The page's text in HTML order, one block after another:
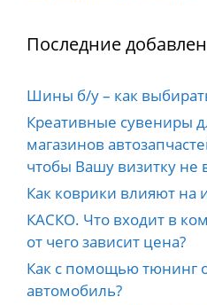
Последние
Шины б/у – как
Креативные сувениры
магазинов
чтобы Вашу визитку не
Как коврики влияют на
КАСКО. Что входит в
от чего зависит цена?
Как с помощью тюнинг
автомобиль?